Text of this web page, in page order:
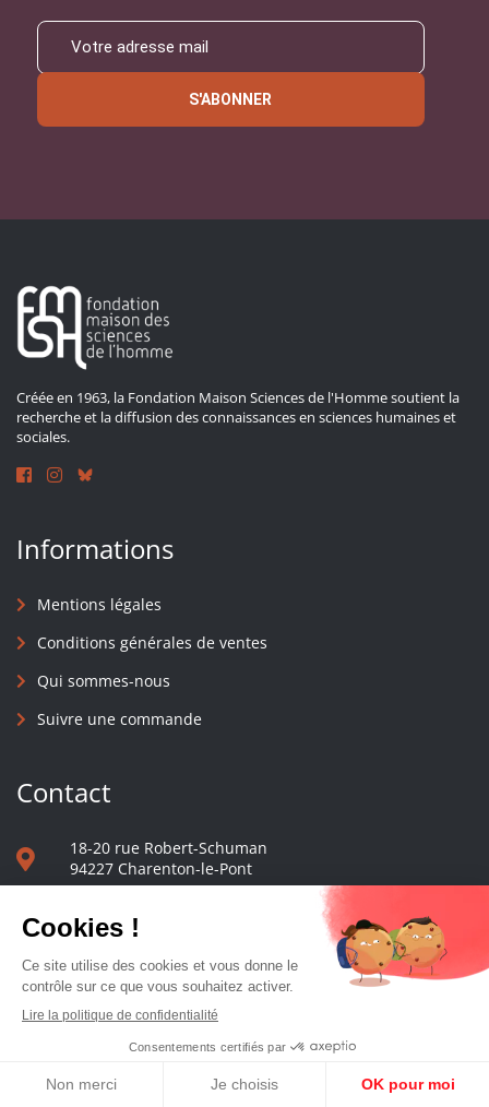
S'ABONNER
Créée en 1963, la Fondation Maison Sciences de l'Homme soutient la
recherche et la diffusion des connaissances en sciences humaines et
sociales.
Informations
Mentions légales
Conditions générales de ventes
Qui sommes-nous
Suivre une commande
Contact
18-20 rue Robert-Schuman
94227 Charenton-le-Pont